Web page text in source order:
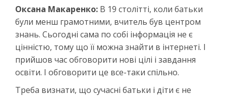
Оксана Макаренко: В 19 столітті, коли батьки
були менш грамотними, вчитель був центром
знань. Сьогодні сама по собі інформація не є
цінністю, тому що її можна знайти в інтернеті. І
прийшов час обговорити нові цілі і завдання
освіти. І обговорити це все-таки спільно.
Треба визнати, що сучасні батьки і діти є не